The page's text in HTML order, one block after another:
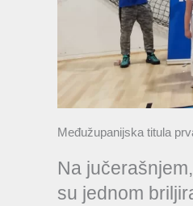
Međužupanijska titula
Na
su jednom